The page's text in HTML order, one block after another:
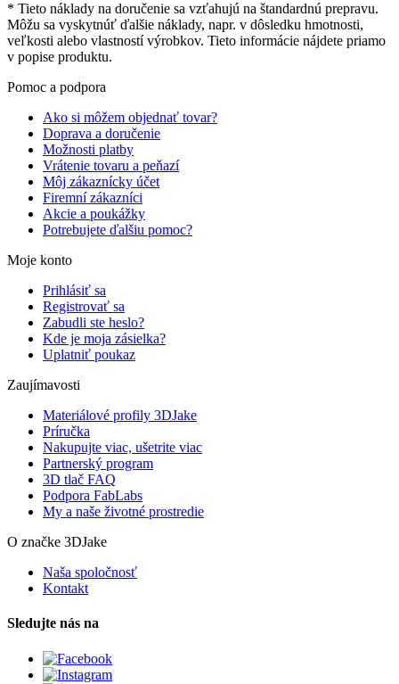
* Tieto náklady na doručenie sa vzťahujú na štandardnú prepravu.
Môžu sa vyskytnúť ďalšie náklady, napr. v dôsledku hmotnosti,
veľkosti alebo vlastností výrobkov. Tieto informácie nájdete priamo
v popise produktu.
Pomoc a podpora
Ako si môžem objednať tovar?
Doprava a doručenie
Možnosti platby
Vrátenie tovaru a peňazí
Môj zákaznícky účet
Firemní zákazníci
Akcie a poukážky
Potrebujete ďalšiu pomoc?
Moje konto
Prihlásiť sa
Registrovať sa
Zabudli ste heslo?
Kde je moja zásielka?
Uplatniť poukaz
Zaujímavosti
Materiálové profily 3DJake
Príručka
Nakupujte viac, ušetrite viac
Partnerský program
3D tlač FAQ
Podpora FabLabs
My a naše životné prostredie
O značke 3DJake
Naša spoločnosť
Kontakt
Sledujte nás na